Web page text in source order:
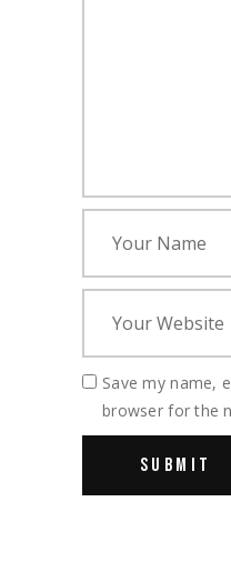
Save my name,
browser for the